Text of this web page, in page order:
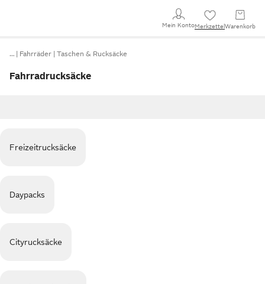
Mein KontoMerkzettel Warenkorb
… Fahrräder Taschen & Rucksäcke
Fahrradrucksäcke
Freizeitrucksäcke
Daypacks
Cityrucksäcke